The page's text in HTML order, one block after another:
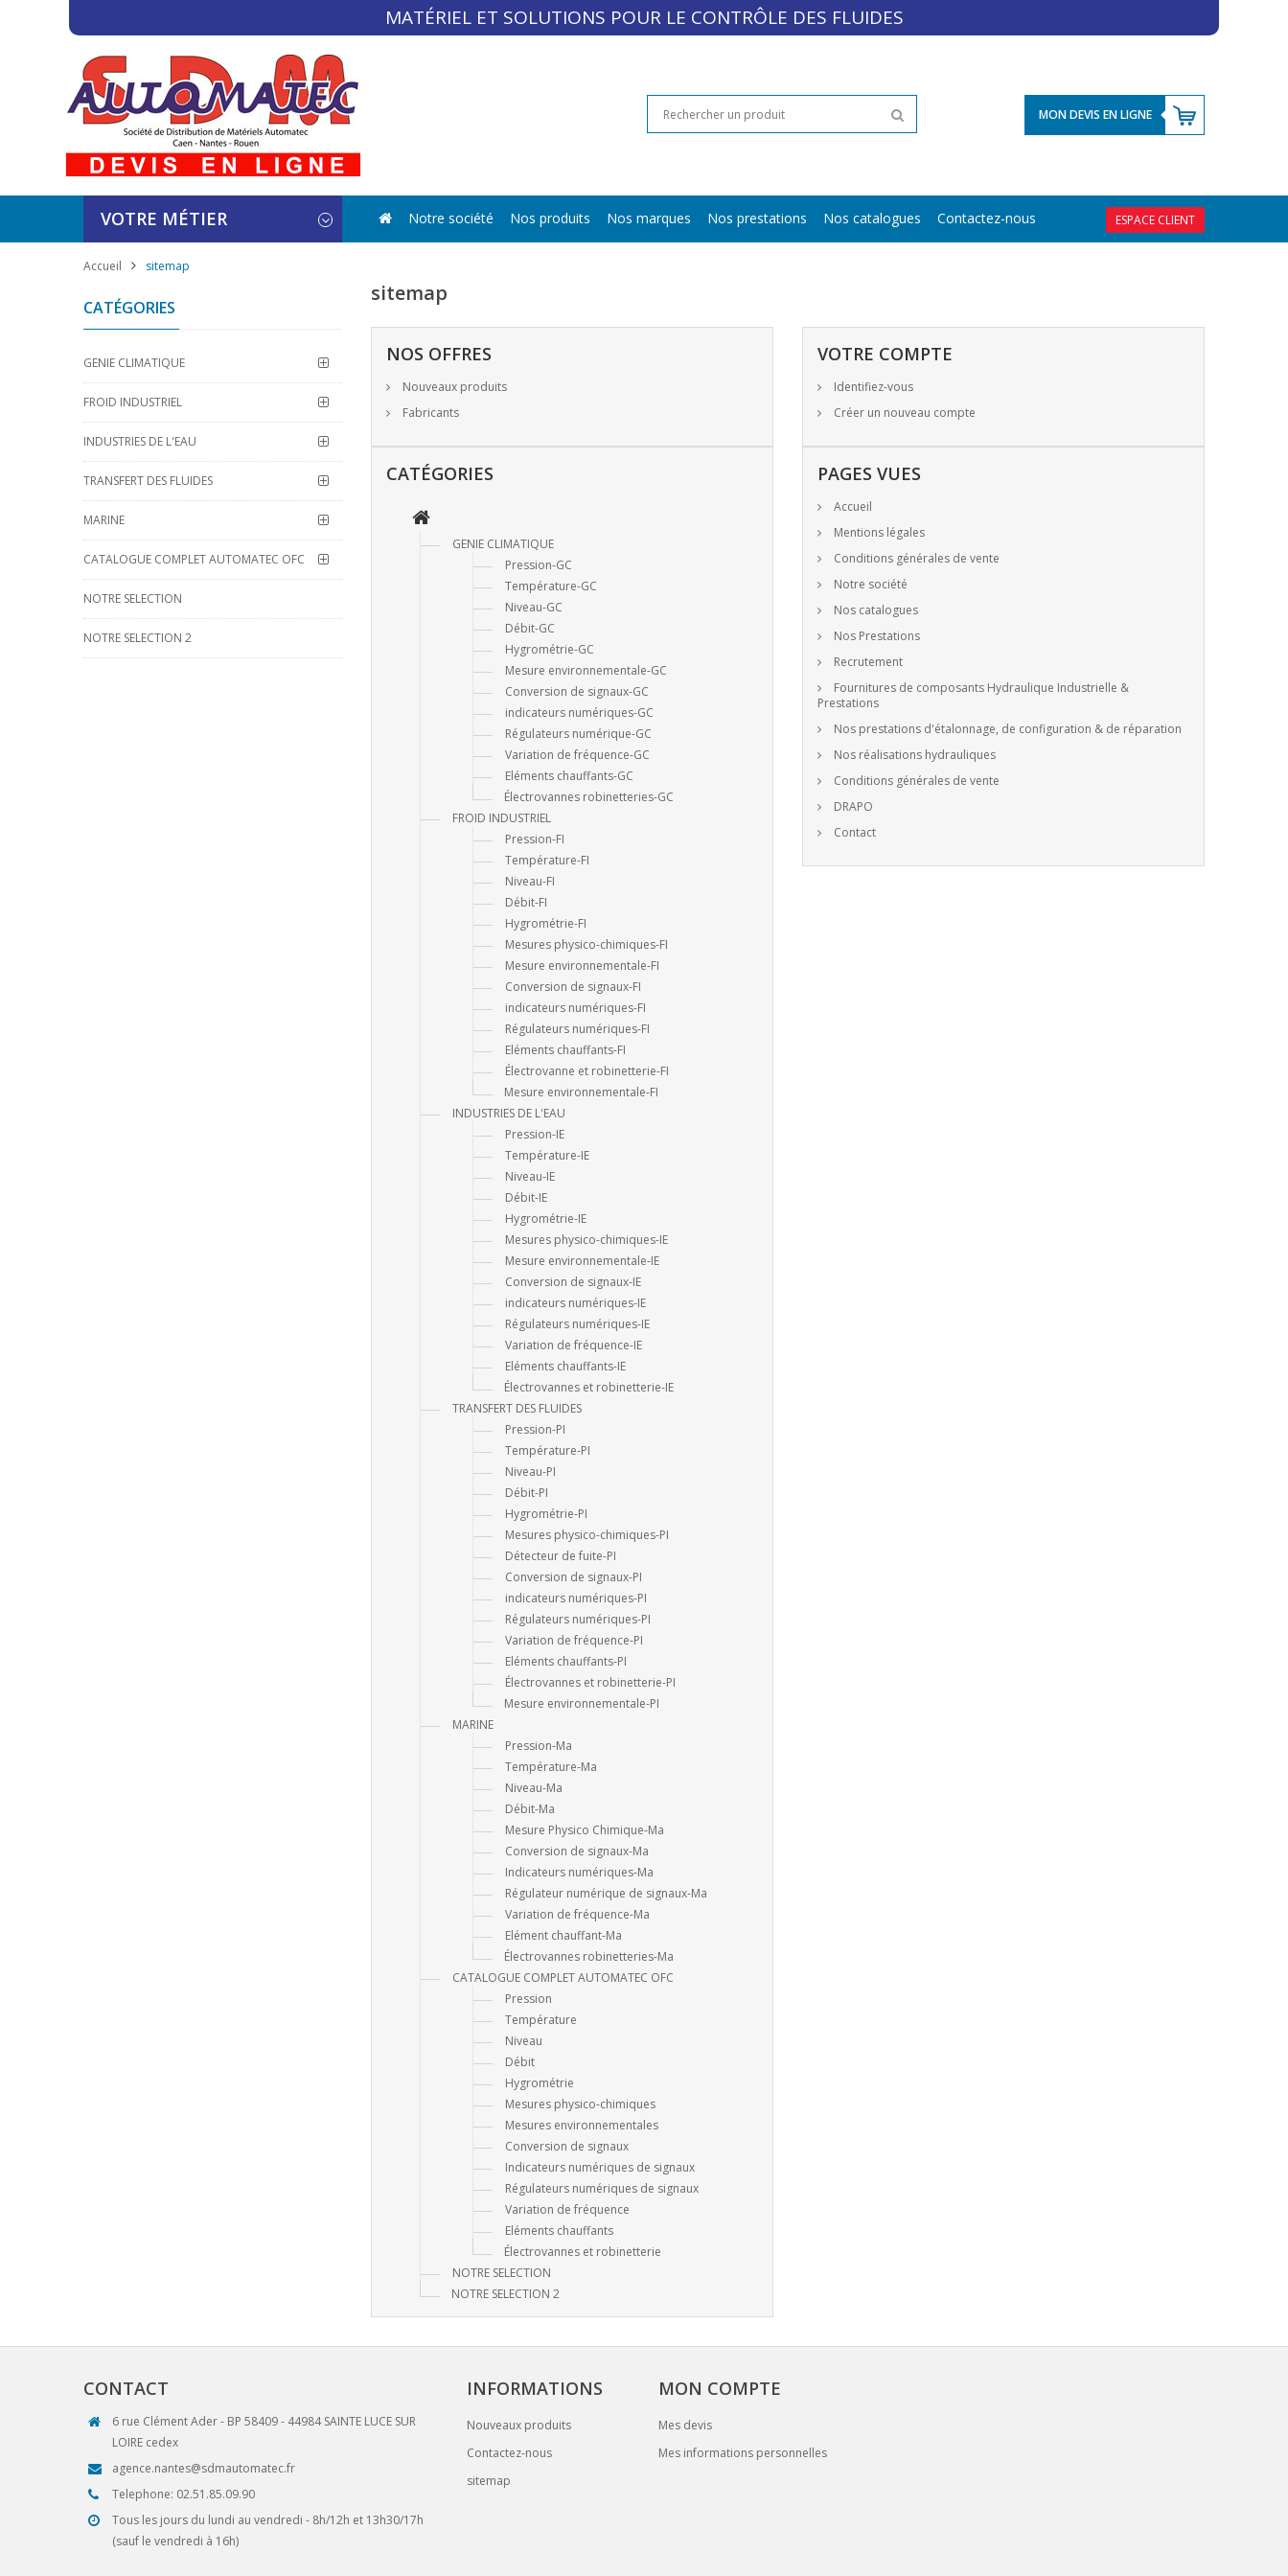
MATÉRIEL ET SOLUTIONS POUR LE CONTRÔLE DES FLUIDES
MON DEVIS EN LIGNE
Notre société Nos produits Nos marques Nos prestations Nos catalogues Contactez-nous ESPACE CLIENT
VOTRE MÉTIER
Accueil sitemap
CATÉGORIES
GENIE CLIMATIQUE
FROID INDUSTRIEL
INDUSTRIES DE L'EAU
TRANSFERT DES FLUIDES
MARINE
CATALOGUE COMPLET AUTOMATEC OFC
NOTRE SELECTION
NOTRE SELECTION 2
sitemap
NOS OFFRES
Nouveaux produits
Fabricants
VOTRE COMPTE
Identifiez-vous
Créer un nouveau compte
CATÉGORIES
GENIE CLIMATIQUE
Pression-GC
Température-GC
Niveau-GC
Débit-GC
Hygrométrie-GC
Mesure environnementale-GC
Conversion de signaux-GC
indicateurs numériques-GC
Régulateurs numérique-GC
Variation de fréquence-GC
Eléments chauffants-GC
Électrovannes robinetteries-GC
FROID INDUSTRIEL
Pression-FI
Température-FI
Niveau-FI
Débit-FI
Hygrométrie-FI
Mesures physico-chimiques-FI
Mesure environnementale-FI
Conversion de signaux-FI
indicateurs numériques-FI
Régulateurs numériques-FI
Eléments chauffants-FI
Électrovanne et robinetterie-FI
Mesure environnementale-FI
INDUSTRIES DE L'EAU
Pression-IE
Température-IE
Niveau-IE
Débit-IE
Hygrométrie-IE
Mesures physico-chimiques-IE
Mesure environnementale-IE
Conversion de signaux-IE
indicateurs numériques-IE
Régulateurs numériques-IE
Variation de fréquence-IE
Eléments chauffants-IE
Électrovannes et robinetterie-IE
TRANSFERT DES FLUIDES
Pression-PI
Température-PI
Niveau-PI
Débit-PI
Hygrométrie-PI
Mesures physico-chimiques-PI
Détecteur de fuite-PI
Conversion de signaux-PI
indicateurs numériques-PI
Régulateurs numériques-PI
Variation de fréquence-PI
Eléments chauffants-PI
Électrovannes et robinetterie-PI
Mesure environnementale-PI
MARINE
Pression-Ma
Température-Ma
Niveau-Ma
Débit-Ma
Mesure Physico Chimique-Ma
Conversion de signaux-Ma
Indicateurs numériques-Ma
Régulateur numérique de signaux-Ma
Variation de fréquence-Ma
Elément chauffant-Ma
Électrovannes robinetteries-Ma
CATALOGUE COMPLET AUTOMATEC OFC
Pression
Température
Niveau
Débit
Hygrométrie
Mesures physico-chimiques
Mesures environnementales
Conversion de signaux
Indicateurs numériques de signaux
Régulateurs numériques de signaux
Variation de fréquence
Eléments chauffants
Électrovannes et robinetterie
NOTRE SELECTION
NOTRE SELECTION 2
PAGES VUES
Accueil
Mentions légales
Conditions générales de vente
Notre société
Nos catalogues
Nos Prestations
Recrutement
Fournitures de composants Hydraulique Industrielle &
Prestations
Nos prestations d'étalonnage, de configuration & de réparation
Nos réalisations hydrauliques
Conditions générales de vente
DRAPO
Contact
CONTACT
6 rue Clément Ader - BP 58409 - 44984 SAINTE LUCE SUR
LOIRE cedex
agence.nantes@sdmautomatec.fr
Telephone: 02.51.85.09.90
Tous les jours du lundi au vendredi - 8h/12h et 13h30/17h
(sauf le vendredi à 16h)
INFORMATIONS
Nouveaux produits
Contactez-nous
sitemap
MON COMPTE
Mes devis
Mes informations personnelles